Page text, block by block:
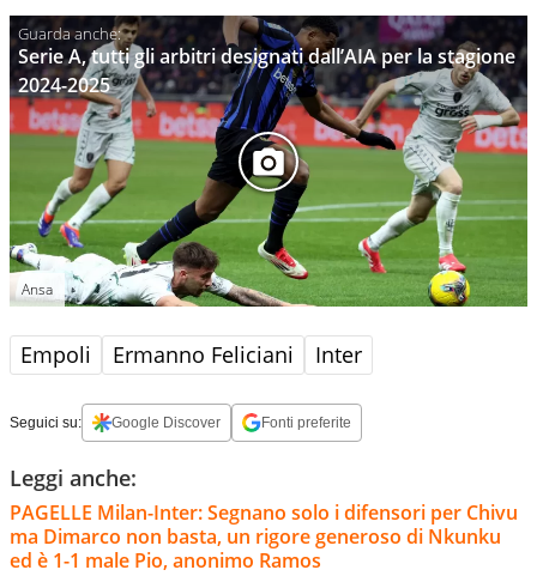
Serie A, tutti gli arbitri designati dall’AIA per la stagione
2024-2025
Ansa
Empoli Ermanno Feliciani Inter
Seguici su: Google Discover Fonti preferite
Leggi anche:
PAGELLE Milan-Inter: Segnano solo i difensori per Chivu
ma Dimarco non basta, un rigore generoso di Nkunku
ed è 1-1 male Pio, anonimo Ramos